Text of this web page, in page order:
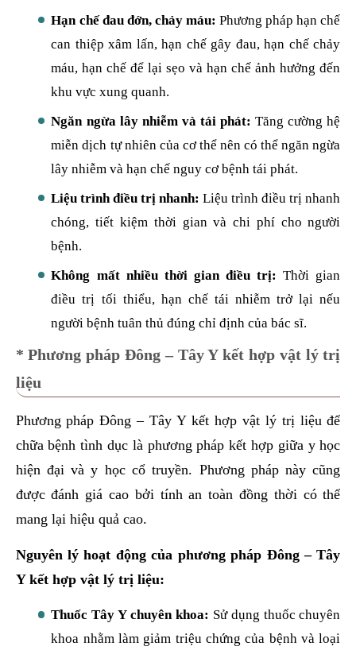
Hạn chế đau đớn, chảy máu: Phương pháp hạn chế
can thiệp xâm lấn, hạn chế gây đau, hạn chế chảy
máu, hạn chế để lại sẹo và hạn chế ảnh hưởng đến
khu vực xung quanh.
Ngăn ngừa lây nhiễm và tái phát: Tăng cường hệ
miễn dịch tự nhiên của cơ thể nên có thể ngăn ngừa
lây nhiễm và hạn chế nguy cơ bệnh tái phát.
Liệu trình điều trị nhanh: Liệu trình điều trị nhanh
chóng, tiết kiệm thời gian và chi phí cho người
bệnh.
Không mất nhiều thời gian điều trị: Thời gian
điều trị tối thiểu, hạn chế tái nhiễm trở lại nếu
người bệnh tuân thủ đúng chỉ định của bác sĩ.
* Phương pháp Đông – Tây Y kết hợp vật lý trị
liệu
Phương pháp Đông – Tây Y kết hợp vật lý trị liệu để
chữa bệnh tình dục là phương pháp kết hợp giữa y học
hiện đại và y học cổ truyền. Phương pháp này cũng
được đánh giá cao bởi tính an toàn đồng thời có thể
mang lại hiệu quả cao.
Nguyên lý hoạt động của phương pháp Đông – Tây
Y kết hợp vật lý trị liệu:
Thuốc Tây Y chuyên khoa: Sử dụng thuốc chuyên
khoa nhằm làm giảm triệu chứng của bệnh và loại